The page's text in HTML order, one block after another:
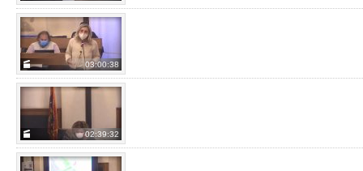
SEDUTA DEL 27/09/21
Seduta del 27/09/21
03:00:38
SEDUTA DEL 26/04/22
Seduta del 26/04/22
02:39:32
SEDUTA DEL 20/04/22